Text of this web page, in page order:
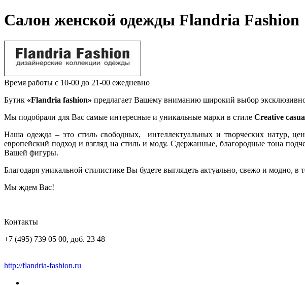
Салон женской одежды Flandria Fashion
Время работы с 10-00 до 21-00 ежедневно
Бутик «Flandria fashion» предлагает Вашему вниманию широкий выбор
Мы подобрали для Вас самые интересные и уникальные марки в стиле Creative
Наша одежда – это стиль свободных, интеллектуальных и творческих натур,
европейский подход и взгляд на стиль и моду. Сдержанные, благородные тона
Вашей фигуры.
Благодаря уникальной стилистике Вы будете выглядеть актуально, свежо и модно,
Мы ждем Вас!
Контакты
+7 (495) 739 05 00, доб. 23 48
http://flandria-fashion.ru